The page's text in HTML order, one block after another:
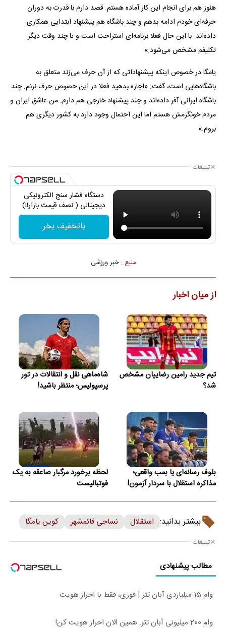
هنوز هم برای انجام این کار آماده هستم. قصد دارم با قدرت به دوران
حرفه‌ای خودم ادامه بدهم و چند باشگاه هم پیشنهاد ابتدایی همکاری
داده‌اند. با این حال فعلا برنامه‌ای استراحت است و تا چند وقت دیگر
تکلیفم مشخص می‌شود.»
یامگا در خصوص اینکه پیشنهاداتی که از آن حرف می‌زند متعلق به
باشگاه‌هایی است، گفت: «اجازه بدهید فعلا در این خصوص حرف نزنم. چند
باشگاه ایرانی آفر داده‌اند و چند پیشنهاد خارجی هم دارم. من عاشق ایران و
مردم خونگرمش هستم اما این احتمال وجود دارد به کشور دیگری هم
بروم.»
تبلیغات
دستگاه فشار سنج الکترونیکی
دیجیتالی ( نصف قیمت بازار!!)
باتخفیف بخر
منبع :خبر ورزشی
از میان اخبار
تیم جدید رامین رضاییان مشخص
شد؟
شاه‌ماهی نقل و انتقالات در تور
پرسپولیس؛ منتظر باشید!
بلوف رسانه‌ای یا بمب واقعی؛
مذاکره استقلال با سردار آزمون!
لحظه برخورد مرگبار صاعقه به یک
فوتبالیست
بیشتر بدانید: استقلال نساجی قائمشهر کوین یامگا
تبلیغات
مطالب پیشنهادی
وام 15 میلیاردی آبان تتر | فوری، فقط با احراز هویت
وام 200 میلیونی آبان تتر. همین الان احراز هویت کن!